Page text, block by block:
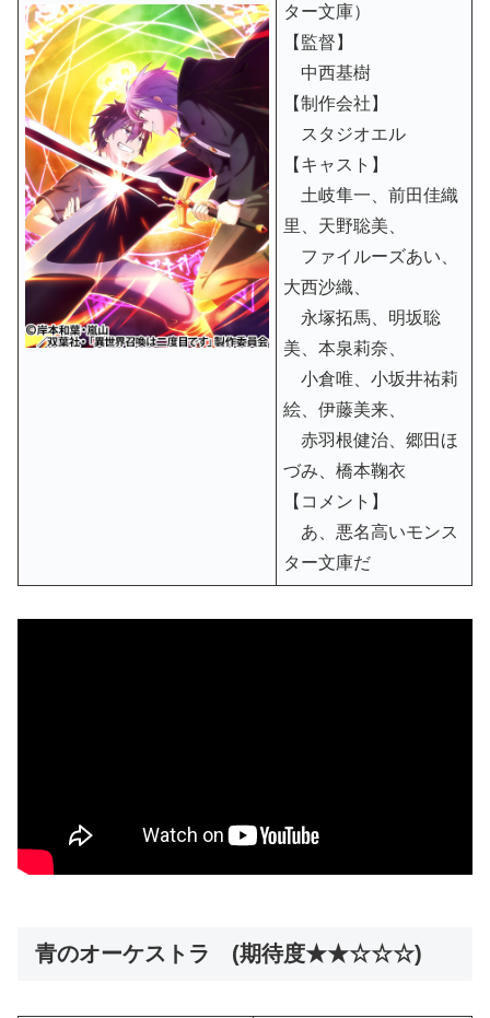
ター文庫）
【監督】
中西基樹
【制作会社】
スタジオエル
【キャスト】
土岐隼一、前田佳織
里、天野聡美、
ファイルーズあい、
大西沙織、
永塚拓馬、明坂聡
美、本泉莉奈、
小倉唯、小坂井祐莉
絵、伊藤美来、
赤羽根健治、郷田ほ
づみ、橋本鞠衣
【コメント】
あ、悪名高いモンス
ター文庫だ
青のオーケストラ (期待度★★☆☆☆)